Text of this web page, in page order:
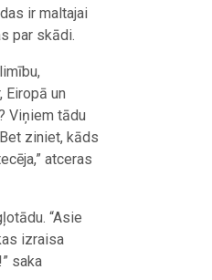
ir maltajai
par skādi.
Eiropā un
Viņiem tādu
ziniet, kāds
atceras
“Asie
izraisa
saka